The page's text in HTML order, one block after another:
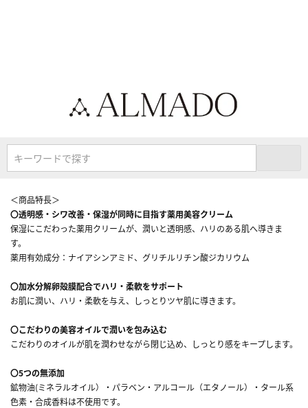
キーワードで探す
＜商品特長＞
〇透明感・シワ改善・保湿が同時に目指す薬用美容クリーム
保湿にこだわった薬用クリームが、潤いと透明感、ハリのある肌へ導きま
す。
薬用有効成分：ナイアシンアミド、グリチルリチン酸ジカリウム
〇加水分解卵殻膜配合でハリ・柔軟をサポート
お肌に潤い、ハリ・柔軟を与え、しっとりツヤ肌に導きます。
〇こだわりの美容オイルで潤いを包み込む
こだわりのオイルが肌を潤わせながら閉じ込め、しっとり感をキープします。
〇5つの無添加
鉱物油(ミネラルオイル）・パラベン・アルコール（エタノール）・タール系
色素・合成香料は不使用です。